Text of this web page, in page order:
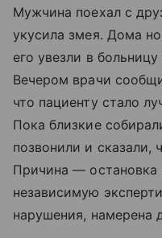
Мужчина поехал с
укусила змея. Дома
его увезли в
Вечером врачи
что пациенту стало
Пока близкие
позвонили и сказали,
Причина — остановка
независимую
нарушения, намерена